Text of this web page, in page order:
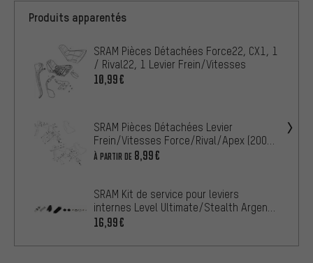
Produits apparentés
SRAM Pièces Détachées Force22, CX1, 1
/ Rival22, 1 Levier Frein/Vitesses
10,99€
SRAM Pièces Détachées Levier
Frein/Vitesses Force/Rival/Apex (2007-
2012)
À PARTIR DE 8,99€
SRAM Kit de service pour leviers
internes Level Ultimate/Stealth Argent
C1
16,99€